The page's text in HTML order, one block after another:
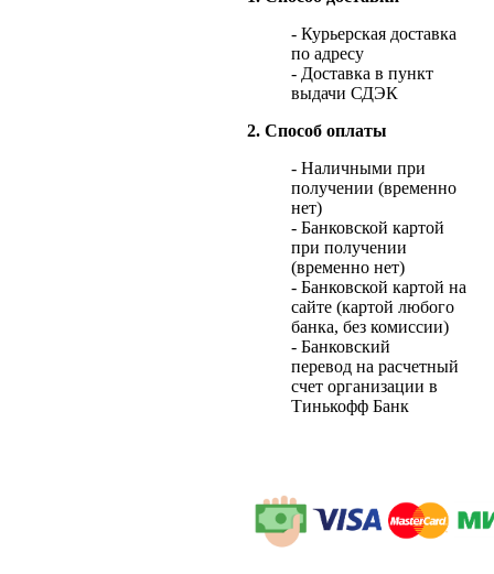
- Курьерская доставка
по адресу
- Доставка в пункт
выдачи СДЭК
2. Способ оплаты
- Наличными при
получении (временно
нет)
- Банковской картой
при получении
(временно нет)
- Банковской картой на
сайте (картой любого
банка, без комиссии)
- Банковский
перевод на расчетный
счет организации в
Тинькофф Банк